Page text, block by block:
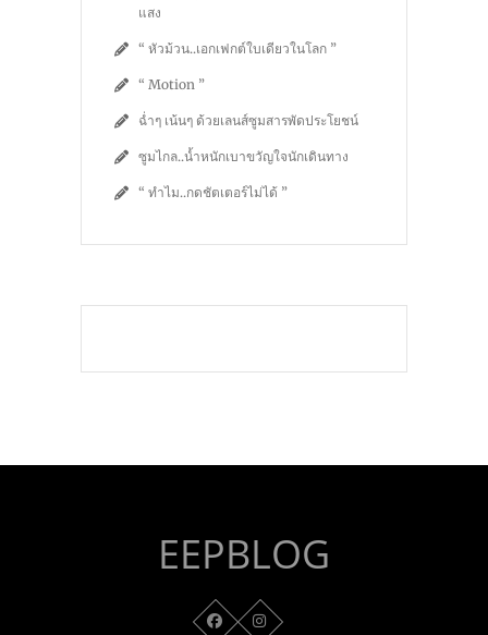
แสง
“ หัวม้วน..เอกเฟกต์ใบเดียวในโลก ”
“ Motion ”
ฉ่ำๆ เน้นๆ ด้วยเลนส์ซูมสารพัดประโยชน์
ซูมไกล..น้ำหนักเบาขวัญใจนักเดินทาง
“ ทำไม..กดชัตเตอร์ไม่ได้ ”
EEPBLOG